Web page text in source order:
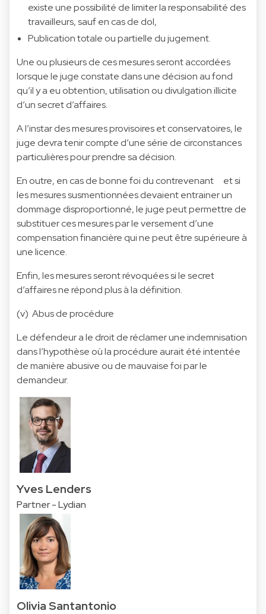
existe une possibilité de limiter la responsabilité des
travailleurs, sauf en cas de dol,
Publication totale ou partielle du jugement.
Une ou plusieurs de ces mesures seront accordées
lorsque le juge constate dans une décision au fond
qu’il y a eu obtention, utilisation ou divulgation illicite
d’un secret d’affaires.
A l’instar des mesures provisoires et conservatoires, le
juge devra tenir compte d’une série de circonstances
particulières pour prendre sa décision.
En outre, en cas de bonne foi du contrevenant et si
les mesures susmentionnées devaient entrainer un
dommage disproportionné, le juge peut permettre de
substituer ces mesures par le versement d’une
compensation financière qui ne peut être supérieure à
une licence.
Enfin, les mesures seront révoquées si le secret
d’affaires ne répond plus à la définition.
(v) Abus de procédure
Le défendeur a le droit de réclamer une indemnisation
dans l’hypothèse où la procédure aurait été intentée
de manière abusive ou de mauvaise foi par le
demandeur.
Yves Lenders
Partner - Lydian
Olivia Santantonio